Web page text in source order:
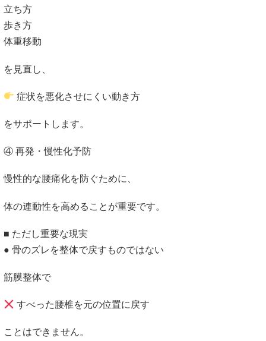
立ち方
歩き方
体重移動
を見直し、
症状を悪化させにくい動き方
をサポートします。
④ 再発・慢性化予防
慢性的な腰痛化を防ぐために、
体の連動性を高めることが重要です。
■ ただし重要な現実
● 骨のズレを整体で戻すものではない
筋膜整体で
すべった腰椎を元の位置に戻す
ことはできません。